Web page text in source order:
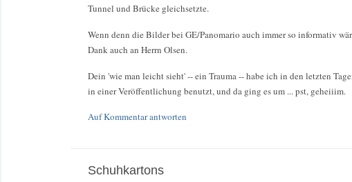
Tunnel und Brücke gleichsetzte.
Wenn denn die Bilder bei GE/Panomario auch immer so informativ
Dank auch an Herrn Olsen.
Dein 'wie man leicht sieht' -- ein Trauma -- habe ich in den letzten
in einer Veröffentlichung benutzt, und da ging es um ... pst, geheiiim.
Auf Kommentar antworten
Schuhkartons